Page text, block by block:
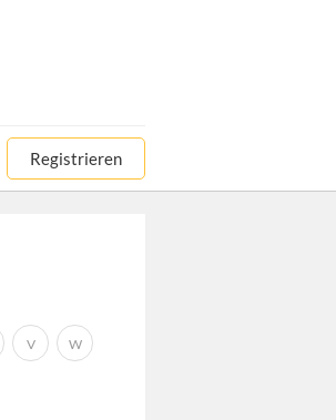
Registrieren
V W